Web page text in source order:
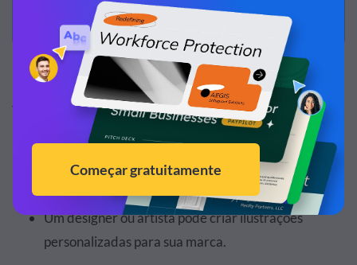
Haaa, você também pode usar ilustrações em vez de
fotos.
Todas as dicas para imagens e fotografias também
se aplicam às ilustrações.
Um designer ou artista pode criar ilustrações
personalizadas para sua marca.